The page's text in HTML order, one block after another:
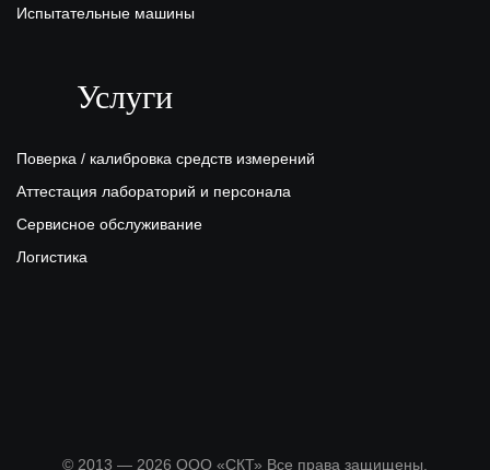
Испытательные машины
Услуги
Поверка / калибровка средств измерений
Аттестация лабораторий и персонала
Сервисное обслуживание
Логистика
© 2013 — 2026 ООО «СКТ» Все права защищены.